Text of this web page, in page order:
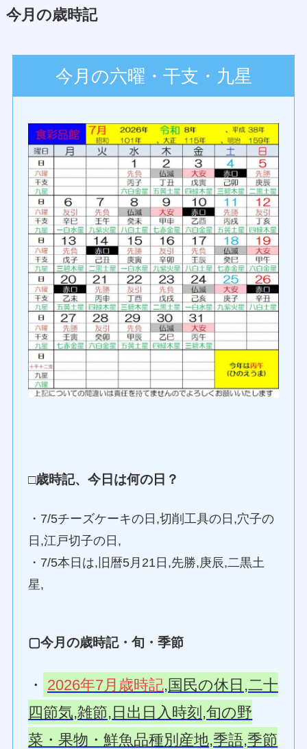
今月の歳時記
今月の六曜・干支・九星
□歳時記、今日は何の日？
・7/5チーズケーキの日,切削工具の日,穴子の
日,江戸切子の日,
・7/5本日は,旧暦5月21日,先勝,庚辰,二黒土
星,
▢今月の歳時記・旬・季節
・ 2026年7月歳時記,国民の休日,二十
四節気,雑節,日出日入時刻,旬の野
菜・果物・鮮魚品種別産地,季語,季節